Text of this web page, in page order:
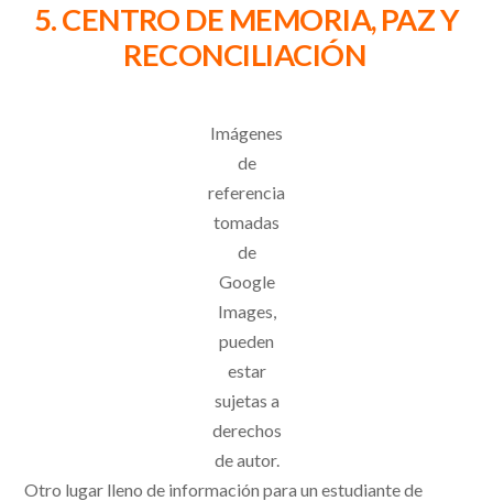
5. CENTRO DE MEMORIA, PAZ Y
RECONCILIACIÓN
Imágenes
de
referencia
tomadas
de
Google
Images,
pueden
estar
sujetas a
derechos
de autor.
Otro lugar lleno de información para un estudiante de